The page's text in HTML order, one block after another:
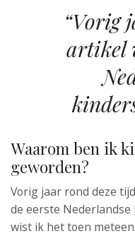
“Vorig
artikel
Waarom ben ik
geworden?
Vorig jaar rond deze
de eerste
wist ik het toen